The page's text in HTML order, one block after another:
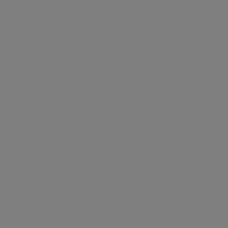
werkomgeving, met
per week